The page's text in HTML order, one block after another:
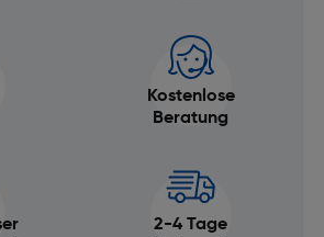
Kostenlose
Beratung
2-4 Tage